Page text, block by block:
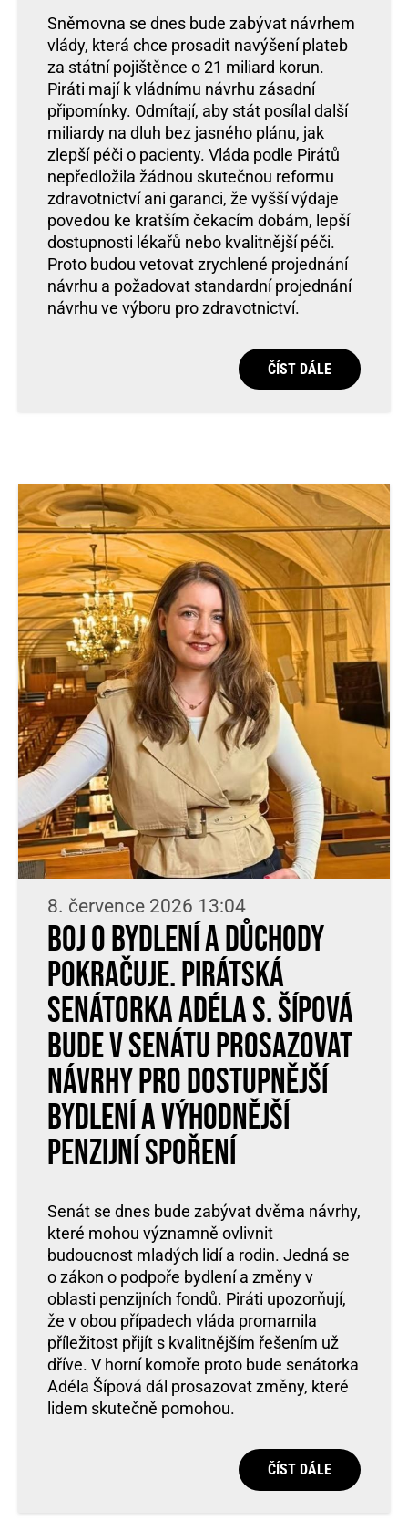
Sněmovna se dnes bude zabývat návrhem
vlády, která chce prosadit navýšení plateb
za státní pojištěnce o 21 miliard korun.
Piráti mají k vládnímu návrhu zásadní
připomínky. Odmítají, aby stát posílal další
miliardy na dluh bez jasného plánu, jak
zlepší péči o pacienty. Vláda podle Pirátů
nepředložila žádnou skutečnou reformu
zdravotnictví ani garanci, že vyšší výdaje
povedou ke kratším čekacím dobám, lepší
dostupnosti lékařů nebo kvalitnější péči.
Proto budou vetovat zrychlené projednání
návrhu a požadovat standardní projednání
návrhu ve výboru pro zdravotnictví.
ČÍST DÁLE
8. července 2026 13:04
Boj o bydlení a důchody
pokračuje. Pirátská
senátorka Adéla S. Šípová
bude v Senátu prosazovat
návrhy pro dostupnější
bydlení a výhodnější
penzijní spoření
Senát se dnes bude zabývat dvěma návrhy,
které mohou významně ovlivnit
budoucnost mladých lidí a rodin. Jedná se
o zákon o podpoře bydlení a změny v
oblasti penzijních fondů. Piráti upozorňují,
že v obou případech vláda promarnila
příležitost přijít s kvalitnějším řešením už
dříve. V horní komoře proto bude senátorka
Adéla Šípová dál prosazovat změny, které
lidem skutečně pomohou.
ČÍST DÁLE